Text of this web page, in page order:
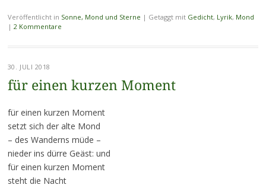
Veröffentlicht in Sonne, Mond und Sterne | Getaggt mit Gedicht, Lyrik, Mond
| 2 Kommentare
30. JULI 2018
für einen kurzen Moment
für einen kurzen Moment
setzt sich der alte Mond
– des Wanderns müde –
nieder ins dürre Geäst: und
für einen kurzen Moment
steht die Nacht